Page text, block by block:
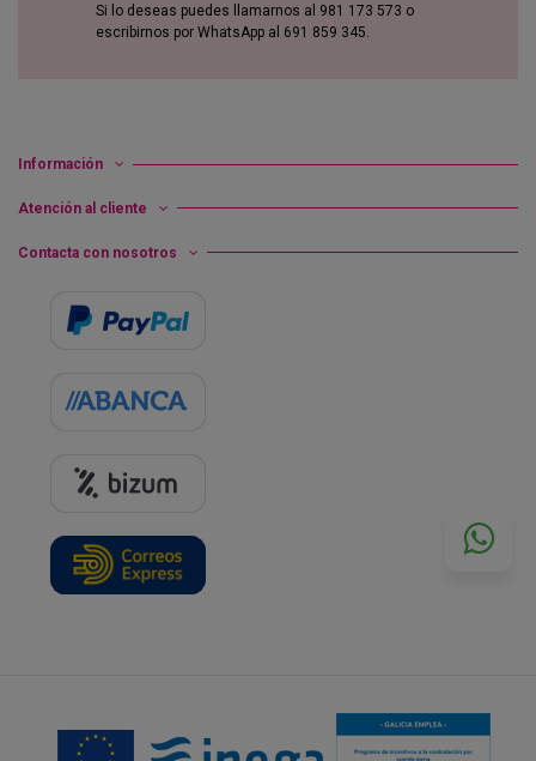
Si lo deseas puedes llamarnos al 981 173 573 o
escribirnos por WhatsApp al 691 859 345.
Información
Atención al cliente
Contacta con nosotros